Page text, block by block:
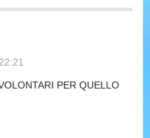
PER QUELLO